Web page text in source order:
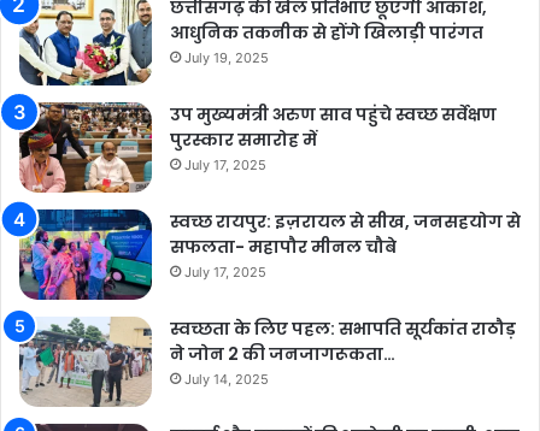
छत्तीसगढ़ की खेल प्रतिभाएं छूएंगी आकाश,
आधुनिक तकनीक से होंगे खिलाड़ी पारंगत
July 19, 2025
उप मुख्यमंत्री अरुण साव पहुंचे स्वच्छ सर्वेक्षण
पुरस्कार समारोह में
July 17, 2025
स्वच्छ रायपुर: इज़रायल से सीख, जनसहयोग से
सफलता- महापौर मीनल चौबे
July 17, 2025
स्वच्छता के लिए पहल: सभापति सूर्यकांत राठौड़
ने जोन 2 की जनजागरूकता…
July 14, 2025